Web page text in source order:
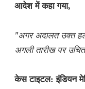
आदेश में कहा गया,
"अगर अदालत उक्त
अगली तारीख पर
केस टाइटल: इंडियन